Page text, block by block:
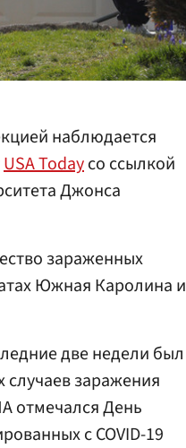
наблюдается
USA Todayсо ссылкой
Джонса
зараженных
Южная Каролина и
две недели был
случаев заражения
отмечался День
с COVID-19